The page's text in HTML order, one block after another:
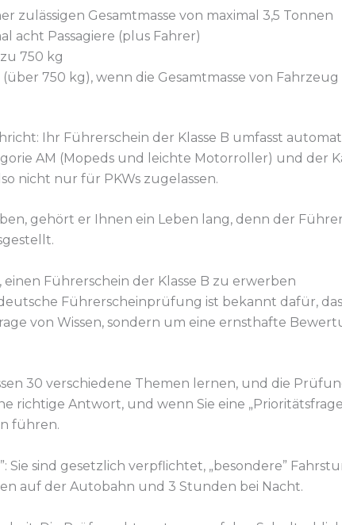
zulässigen Gesamtmasse von maximal 3,5 Tonnen
acht Passagiere (plus Fahrer)
750 kg
750 kg), wenn die Gesamtmasse von
Ihr Führerschein der Klasse B umfasst
AM (Mopeds und leichte Motorroller) und der
nicht nur für PKWs zugelassen.
gehört er Ihnen ein Leben lang, denn der
Führerschein der Klasse B zu erwerben
Führerscheinprüfung ist bekannt dafür,
von Wissen, sondern um eine ernsthafte
30 verschiedene Themen lernen, und die
richtige Antwort, und wenn Sie eine
führen.
Sie sind gesetzlich verpflichtet, „besondere”
auf der Autobahn und 3 Stunden bei Nacht.